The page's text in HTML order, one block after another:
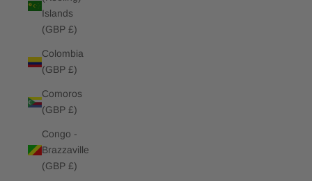
Islands
(GBP £)
Colombia
(GBP £)
Comoros
(GBP £)
Congo -
Brazzaville
(GBP £)